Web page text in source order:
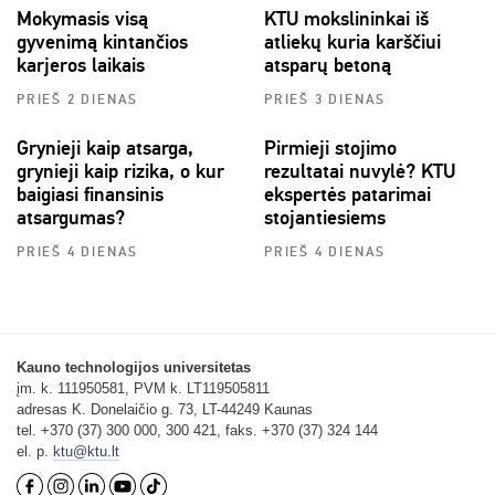
Mokymasis visą
gyvenimą kintančios
karjeros laikais
PRIEŠ 2 DIENAS
KTU mokslininkai iš
atliekų kuria karščiui
atsparų betoną
PRIEŠ 3 DIENAS
Grynieji kaip atsarga,
grynieji kaip rizika, o kur
baigiasi finansinis
atsargumas?
PRIEŠ 4 DIENAS
Pirmieji stojimo
rezultatai nuvylė? KTU
ekspertės patarimai
stojantiesiems
PRIEŠ 4 DIENAS
Kauno technologijos universitetas
įm. k. 111950581, PVM k. LT119505811
adresas K. Donelaičio g. 73, LT-44249 Kaunas
tel. +370 (37) 300 000, 300 421, faks. +370 (37) 324 144
el. p. ktu@ktu.lt